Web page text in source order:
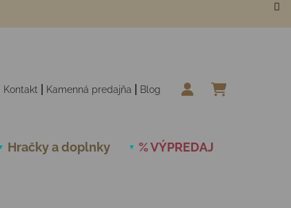
Kontakt Kamenná predajňa Blog
Hračky a doplnky % VÝPREDAJ